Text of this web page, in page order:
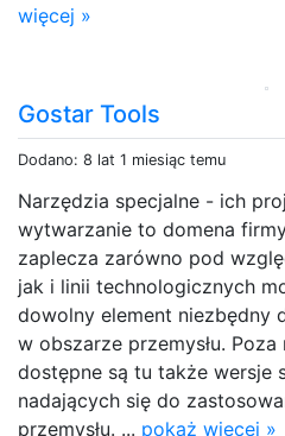
więcej »
Gostar Tools
Dodano: 8 lat 1 miesiąc temu
Narzędzia specjalne - ich
wytwarzanie to domena
zaplecza zarówno pod
jak i linii technologicznych
dowolny element niezbędny
w obszarze przemysłu.
dostępne są tu także wersje
nadających się do
przemysłu. ... pokaż więcej »